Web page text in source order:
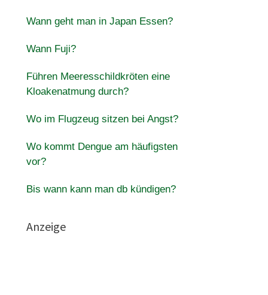
Wann geht man in Japan Essen?
Wann Fuji?
Führen Meeresschildkröten eine
Kloakenatmung durch?
Wo im Flugzeug sitzen bei Angst?
Wo kommt Dengue am häufigsten
vor?
Bis wann kann man db kündigen?
Anzeige